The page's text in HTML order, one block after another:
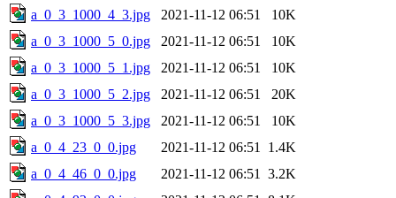
a_0_3_1000_4_3.jpg
2021-11-12 06:51
10K
a_0_3_1000_5_0.jpg
2021-11-12 06:51
10K
a_0_3_1000_5_1.jpg
2021-11-12 06:51
10K
a_0_3_1000_5_2.jpg
2021-11-12 06:51
20K
a_0_3_1000_5_3.jpg
2021-11-12 06:51
10K
a_0_4_23_0_0.jpg
2021-11-12 06:51
1.4K
a_0_4_46_0_0.jpg
2021-11-12 06:51
3.2K